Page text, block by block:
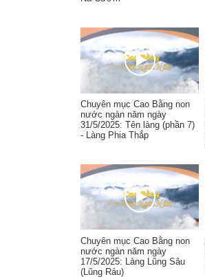
Chuyên mục Cao Bằng non
nước ngàn năm ngày
31/5/2025: Tên làng (phần 7)
- Làng Phia Thắp
Chuyên mục Cao Bằng non
nước ngàn năm ngày
17/5/2025: Làng Lũng Sâu
(Lũng Rảu)